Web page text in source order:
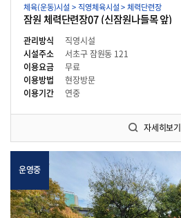
체육(운동)시설 > 직영체육시설 > 체력단련장
잠원 체력단련장07 (신잠원나들목 앞)
관리방식
직영시설
시설주소
서초구 잠원동 121
이용요금
무료
이용방법
현장방문
이용기간
연중
자세히보기
운영중